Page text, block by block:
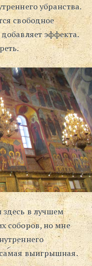
убранства.
свободное
эффекта.
здесь в лучшем
соборов, но мне
самая выигрышная.